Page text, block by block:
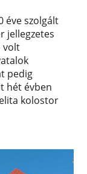
éve szolgált
jellegzetes
volt
pedig
hét évben
kolostor